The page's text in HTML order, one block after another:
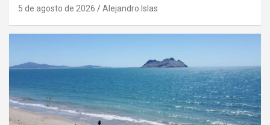
5 de agosto de 2026 Alejandro Islas